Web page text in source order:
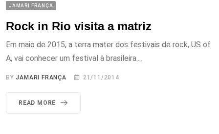
JAMARI FRANÇA
Rock in Rio visita a matriz
Em maio de 2015, a terra mater dos festivais de rock, US of
A, vai conhecer um festival à brasileira....
BYJAMARI FRANÇA 21/11/2014
READ MORE